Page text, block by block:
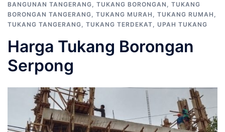
BANGUNAN TANGERANG, TUKANG BORONGAN , TUKANG
BORONGAN TANGERANG, TUKANG MURAH , TUKANG RUMAH ,
TUKANG TANGERANG, TUKANG TERDEKAT, UPAH TUKANG
Harga Tukang Borongan
Serpong